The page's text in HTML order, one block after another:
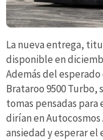
La nueva entrega,
disponible en
Además del
Brataroo 9500 Turbo,
tomas pensadas para
dirían en
ansiedad y esperar el